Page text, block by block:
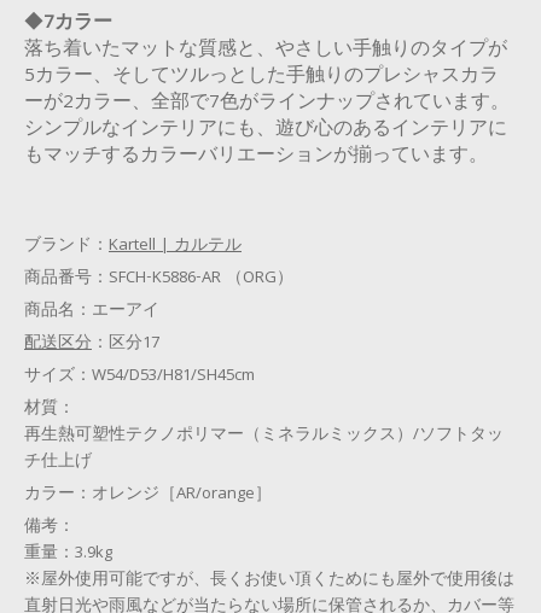
◆7カラー
落ち着いたマットな質感と、やさしい手触りのタイプが
5カラー、そしてツルっとした手触りのプレシャスカラ
ーが2カラー、全部で7色がラインナップされています。
シンプルなインテリアにも、遊び心のあるインテリアに
もマッチするカラーバリエーションが揃っています。
ブランド： Kartell | カルテル
商品番号： SFCH-K5886-AR （ORG）
商品名： エーアイ
配送区分 ： 区分17
サイズ： W54/D53/H81/SH45cm
材質：
再生熱可塑性テクノポリマー（ミネラルミックス）/ソフトタッ
チ仕上げ
カラー： オレンジ［AR/orange］
備考：
重量：3.9kg
※屋外使用可能ですが、長くお使い頂くためにも屋外で使用後は
直射日光や雨風などが当たらない場所に保管されるか、カバー等